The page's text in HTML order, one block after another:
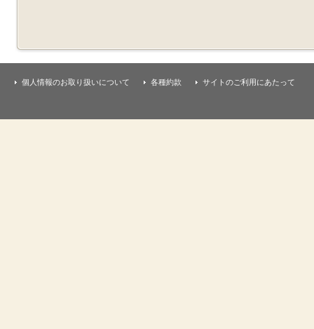
個人情報のお取り扱いについて 各種約款 サイトのご利用にあたって